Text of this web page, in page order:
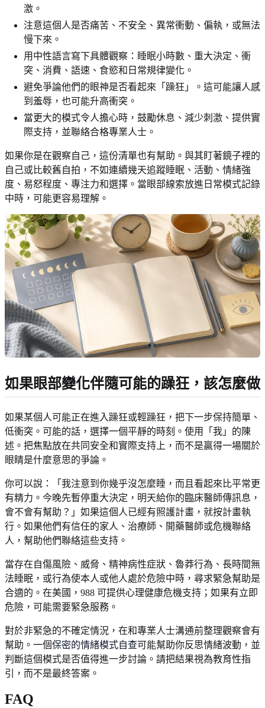
激。
注意這個人是否痛苦、不安全、異常衝動、偏執，或無法
慢下來。
用中性語言寫下具體觀察：睡眠小時數、重大決定、衝
突、消費、語速、食慾和日常規律變化。
避免爭論他們的眼神是否看起來「躁狂」。這可能讓人感
到羞辱，也可能升高衝突。
當更大的模式令人擔心時，鼓勵休息、減少刺激、提供實
際支持，並聯絡合格專業人士。
如果你是在觀察自己，這份清單也有幫助。與其盯著鏡子裡的
自己或比較舊自拍，不如連續幾天追蹤睡眠、活動、情緒強
度、易怒程度、專注力和選擇。當眼部線索放進日常模式記錄
中時，可能更容易理解。
如果眼部變化伴隨可能的躁狂，該怎麼做
如果某個人可能正在進入躁狂或輕躁狂，把下一步保持簡單、
低衝突。可能的話，選擇一個平靜的時刻。使用「我」的陳
述。把焦點放在共同安全和實際支持上，而不是贏得一場關於
眼睛是什麼意思的爭論。
你可以說：「我注意到你幾乎沒怎麼睡，而且看起來比平常更
有精力。今晚先暫停重大決定，明天給你的臨床醫師傳訊息，
會不會有幫助？」如果這個人已經有照護計畫，就按計畫執
行。如果他們有信任的家人、治療師、開藥醫師或危機聯絡
人，幫助他們聯絡這些支持。
當存在自傷風險、威脅、精神病性症狀、魯莽行為、長時間無
法睡眠，或行為使本人或他人處於危險中時，尋求緊急幫助是
合適的。在美國，988 可提供心理健康危機支持；如果有立即
危險，可能需要緊急服務。
對於非緊急的不確定情況，在和專業人士溝通前整理觀察會有
幫助。一個保密的情緒模式自查可能幫助你反思情緒波動，並
判斷這個模式是否值得進一步討論。請把結果視為教育性指
引，而不是最終答案。
FAQ